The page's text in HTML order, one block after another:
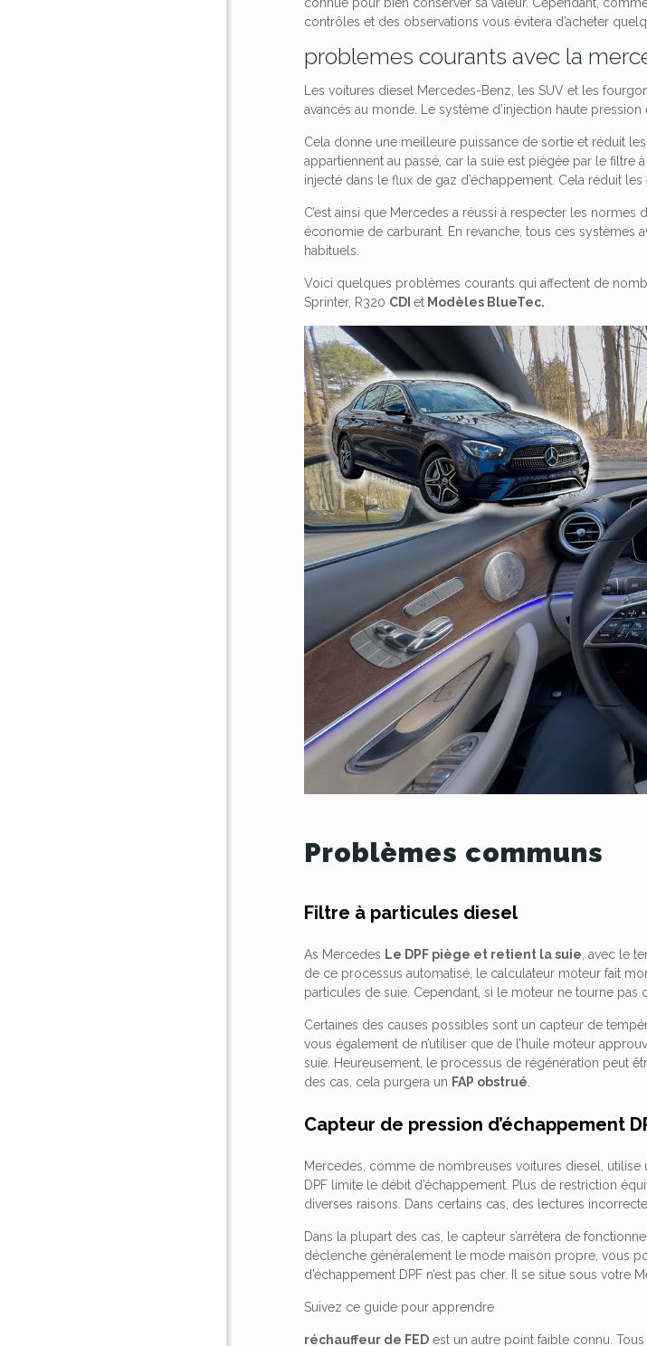
contrôles et des observations vous évitera d’acheter
problemes courants avec la
Les voitures diesel Mercedes-Benz, les SUV et les
avancés au monde. Le système d’injection haute
Cela donne une meilleure puissance de sortie et réduit
appartiennent au passé, car la suie est piégée par le filtre
injecté dans le flux de gaz d’échappement. Cela réduit les
C’est ainsi que Mercedes a réussi à respecter les
économie de carburant. En revanche, tous ces systèmes
habituels.
Voici quelques problèmes courants qui affectent de
Sprinter, R320 CDIet Modèles BlueTec.
Problèmes communs
Filtre à particules diesel
As Mercedes Le DPF piège et retient la suie , avec le
de ce processus automatisé, le calculateur moteur fait
particules de suie. Cependant, si le moteur ne tourne pas
Certaines des causes possibles sont un capteur de
vous également de n’utiliser que de l’huile moteur
suie. Heureusement, le processus de régénération peut
des cas, cela purgera un FAP obstrué
Capteur de pression d’échappement
Mercedes, comme de nombreuses voitures diesel,
DPF limite le débit d’échappement. Plus de restriction
diverses raisons. Dans certains cas, des lectures
Dans la plupart des cas, le capteur s’arrêtera de
déclenche généralement le mode maison propre, vous
d’échappement DPF n’est pas cher. Il se situe sous votre
Suivez ce guide pour apprendre
réchauffeur de FED est un autre point faible connu.